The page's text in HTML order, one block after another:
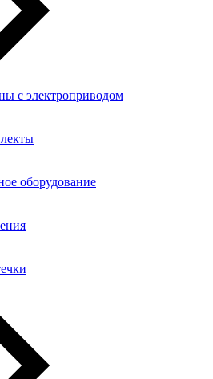
с электроприводом
оборудование